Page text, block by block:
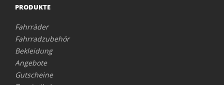
PRODUKTE
Fahrräder
Fahrradzubehör
Bekleidung
Angebote
Gutscheine